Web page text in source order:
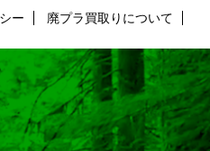
ー 廃プラ買取りについて